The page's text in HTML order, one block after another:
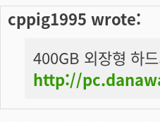
cppig1995 wrote:
400GB 외장형 하
http://